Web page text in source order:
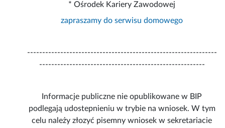
* Ośrodek Kariery Zawodowej
zapraszamy do serwisu domowego
---------------------------------------------------------------
-------------------------------------------------------
Informacje publiczne nie opublikowane w BIP
podlegają udostepnieniu w trybie na wniosek. W tym
celu należy złozyć pisemny wniosek w sekretariacie